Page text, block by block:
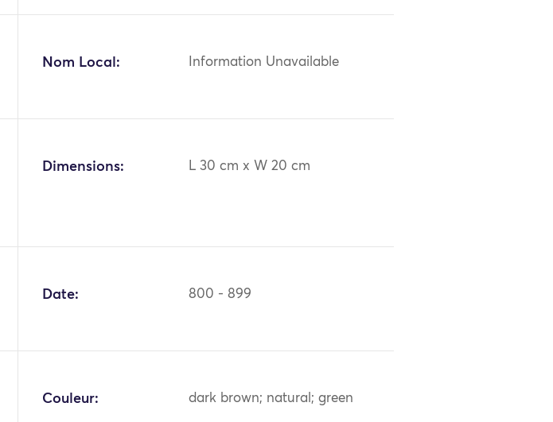
Nom Local: Information Unavailable
Dimensions: L 30 cm x W 20 cm
Date: 800 - 899
Couleur: dark brown; natural; green